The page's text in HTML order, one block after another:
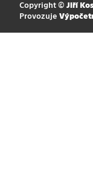
Copyright © Jiří
Provozuje